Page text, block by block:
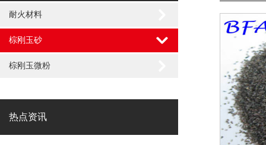
耐火材料
棕刚玉砂
棕刚玉微粉
热点资讯